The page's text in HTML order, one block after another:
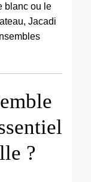
blanc ou le
Jacadi
?